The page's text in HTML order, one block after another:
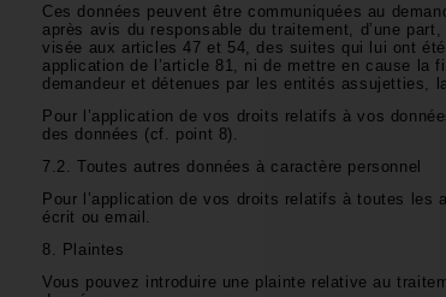
Ces données peuvent être communiquées au
après avis du responsable du traitement, d’une
visée aux articles 47 et 54, des suites qui lui ont
application de l’article 81, ni de mettre en cause la
demandeur et détenues par les entités assujetties,
Pour l’application de vos droits relatifs à vos
des données (cf. point 8).
7.2. Toutes autres données à caractère personnel
Pour l’application de vos droits relatifs à toutes les
écrit ou email.
8. Plaintes
Vous pouvez introduire une plainte relative au